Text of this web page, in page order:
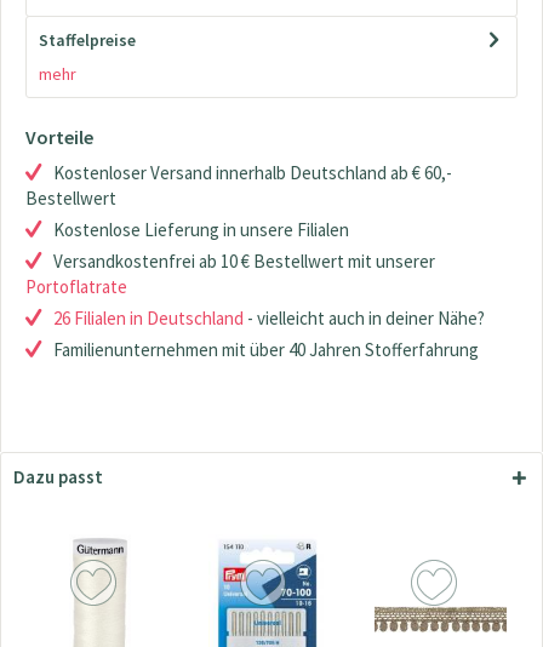
Staffelpreise
mehr
Vorteile
Kostenloser Versand innerhalb Deutschland ab € 60,-
Bestellwert
Kostenlose Lieferung in unsere Filialen
Versandkostenfrei ab 10 € Bestellwert mit unserer
Portoflatrate
26 Filialen in Deutschland - vielleicht auch in deiner Nähe?
Familienunternehmen mit über 40 Jahren Stofferfahrung
Dazu passt